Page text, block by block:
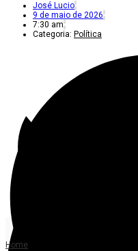
José Lucio
9 de maio de 2026
7:30 am
Categoria: Política
Home